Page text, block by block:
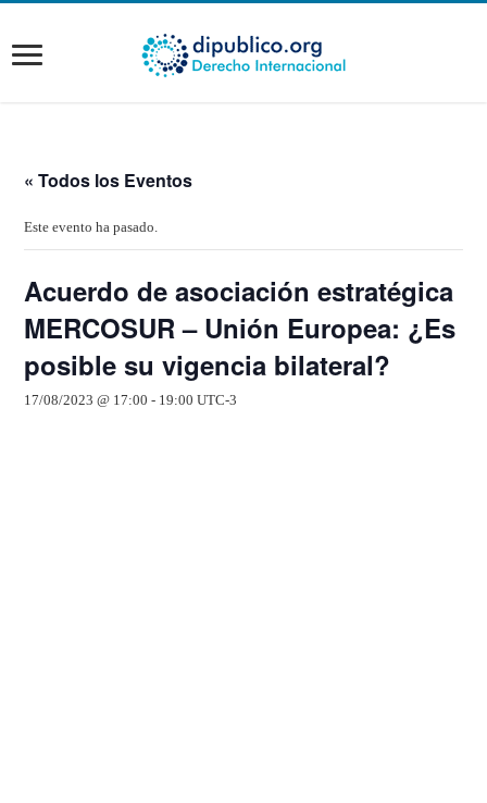
« Todos los Eventos
Este evento ha pasado.
Acuerdo de asociación estratégica
MERCOSUR – Unión Europea: ¿Es
posible su vigencia bilateral?
17/08/2023 @ 17:00 - 19:00 UTC-3